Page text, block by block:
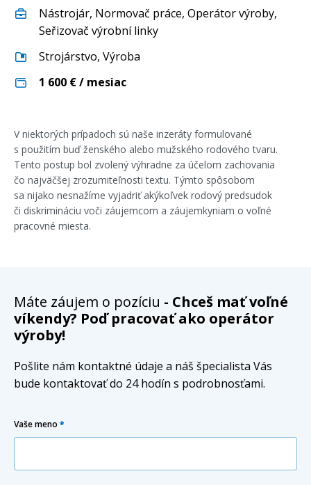
Nástrojár, Normovač práce, Operátor výroby,
Seřizovač výrobní linky
Strojárstvo, Výroba
1 600 € / mesiac
V niektorých prípadoch sú naše inzeráty formulované
s použitím buď ženského alebo mužského rodového tvaru.
Tento postup bol zvolený výhradne za účelom zachovania
čo najväčšej zrozumiteľnosti textu. Týmto spôsobom
sa nijako nesnažíme vyjadriť akýkoľvek rodový predsudok
či diskrimináciu voči záujemcom a záujemkyniam o voľné
pracovné miesta.
Máte záujem o pozíciu - Chceš mať voľné
víkendy? Poď pracovať ako operátor
výroby!
Pošlite nám kontaktné údaje a náš špecialista Vás
bude kontaktovať do 24 hodín s podrobnosťami.
Vaše meno *